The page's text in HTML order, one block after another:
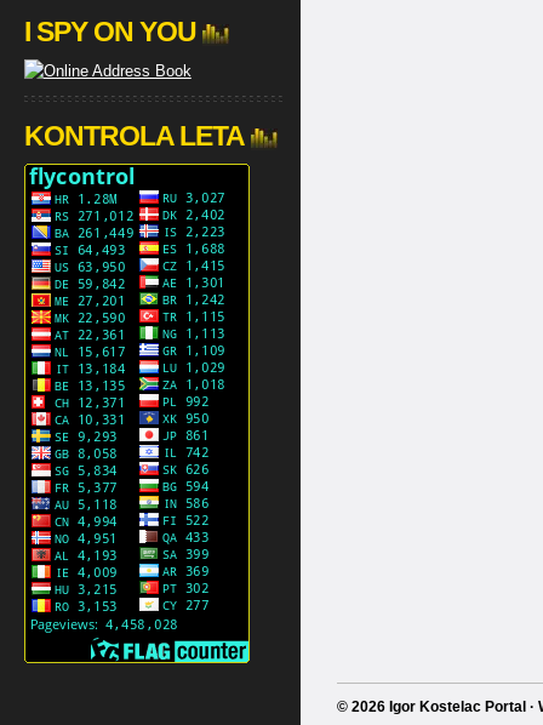
I SPY ON YOU
KONTROLA LETA
© 2026 Igor Kostelac Portal